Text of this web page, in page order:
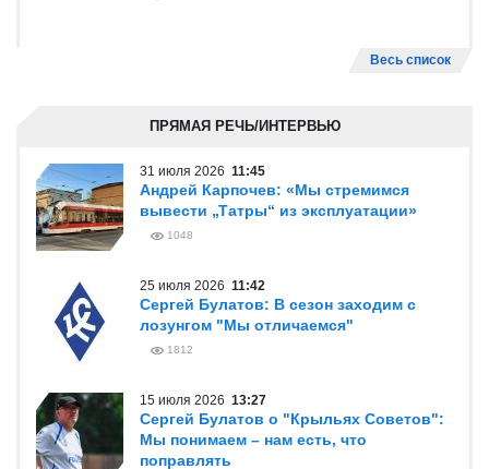
Весь список
ПРЯМАЯ РЕЧЬ/ИНТЕРВЬЮ
31 июля 2026 11:45
Андрей Карпочев: «Мы стремимся
вывести „Татры“ из эксплуатации»
1048
25 июля 2026 11:42
Сергей Булатов: В сезон заходим с
лозунгом "Мы отличаемся"
1812
15 июля 2026 13:27
Сергей Булатов о "Крыльях Советов":
Мы понимаем – нам есть, что
поправлять